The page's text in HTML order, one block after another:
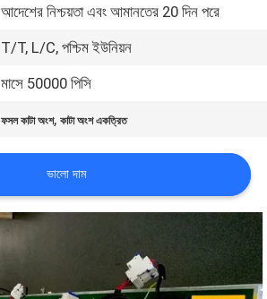
আদেশের নিশ্চয়তা এবং আমানতের 20 দিন পরে
T/T, L/C, পশ্চিম ইউনিয়ন
মাসে 50000 পিসি
ফসল কাটা অংশ,কাটা অংশ একত্রিত
ভালো দাম